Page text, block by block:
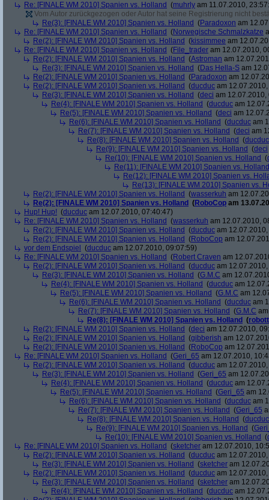
Re: [FINALE WM 2010] Spanien vs. Holland (muhrly am 11.07.2010,
Vom Autor zurückgezogen oder Autor hat seine Registrierung nicht
Re(3): [FINALE WM 2010] Spanien vs. Holland (Paradoxon am
Re: [FINALE WM 2010] Spanien vs. Holland (Norwegische Schmalzkatze
Re(2): [FINALE WM 2010] Spanien vs. Holland (kissimmee am
Re: [FINALE WM 2010] Spanien vs. Holland (File_trader am 12.07.2010,
Re(2): [FINALE WM 2010] Spanien vs. Holland (Astroman am
Re(3): [FINALE WM 2010] Spanien vs. Holland (Das Hella-S am
Re(2): [FINALE WM 2010] Spanien vs. Holland (Paradoxon am
Re(2): [FINALE WM 2010] Spanien vs. Holland (ducduc am
Re(3): [FINALE WM 2010] Spanien vs. Holland (deci am 12.07.2010,
Re(4): [FINALE WM 2010] Spanien vs. Holland (ducduc am
Re(5): [FINALE WM 2010] Spanien vs. Holland (deci am
Re(6): [FINALE WM 2010] Spanien vs. Holland (ducduc am
Re(7): [FINALE WM 2010] Spanien vs. Holland (deci am
Re(8): [FINALE WM 2010] Spanien vs. Holland (ducduc
Re(9): [FINALE WM 2010] Spanien vs. Holland (deci
Re(10): [FINALE WM 2010] Spanien vs. Holland (
Re(11): [FINALE WM 2010] Spanien vs. Holland
Re(12): [FINALE WM 2010] Spanien vs.
Re(13): [FINALE WM 2010] Spanien vs.
Re(2): [FINALE WM 2010] Spanien vs. Holland (wasserkuh am
Re(2): [FINALE WM 2010] Spanien vs. Holland (RoboCop am
Hup! Hup! (ducduc am 12.07.2010, 07:40:47)
Re: [FINALE WM 2010] Spanien vs. Holland (wasserkuh am 12.07.2010,
Re(2): [FINALE WM 2010] Spanien vs. Holland (ducduc am
Re(2): [FINALE WM 2010] Spanien vs. Holland (RoboCop am
vor dem Endspiel
(ducduc am 12.07.2010, 09:07:59)
Re: [FINALE WM 2010] Spanien vs. Holland (Robert Craven am
Re(2): [FINALE WM 2010] Spanien vs. Holland (ducduc am
Re(3): [FINALE WM 2010] Spanien vs. Holland (G.M.C am
Re(4): [FINALE WM 2010] Spanien vs. Holland (ducduc am
Re(5): [FINALE WM 2010] Spanien vs. Holland (G.M.C am
Re(6): [FINALE WM 2010] Spanien vs. Holland (ducduc am
Re(7): [FINALE WM 2010] Spanien vs. Holland (G.M.C
Re(8): [FINALE WM 2010] Spanien vs. Holland (
Re(2): [FINALE WM 2010] Spanien vs. Holland (deci am 12.07.2010,
Re(2): [FINALE WM 2010] Spanien vs. Holland (gibberish am
Re(2): [FINALE WM 2010] Spanien vs. Holland (RoboCop am
Re: [FINALE WM 2010] Spanien vs. Holland (Geri_65 am 12.07.2010,
Re(2): [FINALE WM 2010] Spanien vs. Holland (ducduc am
Re(3): [FINALE WM 2010] Spanien vs. Holland (Geri_65 am
Re(4): [FINALE WM 2010] Spanien vs. Holland (ducduc am
Re(5): [FINALE WM 2010] Spanien vs. Holland (Geri_65 am
Re(6): [FINALE WM 2010] Spanien vs. Holland (ducduc am
Re(7): [FINALE WM 2010] Spanien vs. Holland (Geri_65
Re(8): [FINALE WM 2010] Spanien vs. Holland (ducduc
Re(9): [FINALE WM 2010] Spanien vs. Holland (
Re(10): [FINALE WM 2010] Spanien vs. Holland (
Re: [FINALE WM 2010] Spanien vs. Holland (sketcher am 12.07.2010,
Re(2): [FINALE WM 2010] Spanien vs. Holland (ducduc am
Re(3): [FINALE WM 2010] Spanien vs. Holland (sketcher am
Re(2): [FINALE WM 2010] Spanien vs. Holland (ducduc am
Re(3): [FINALE WM 2010] Spanien vs. Holland (sketcher am
Re(4): [FINALE WM 2010] Spanien vs. Holland (ducduc am